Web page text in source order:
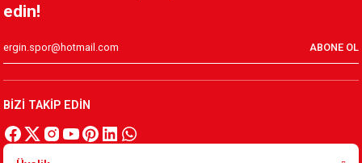
1.700,00 TL
edin!
ABONE OL
BİZİ TAKİP EDİN